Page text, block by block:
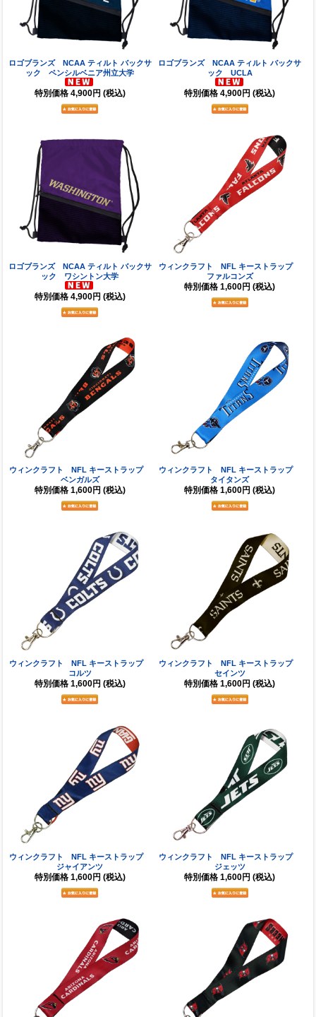
ロゴブランズ NCAA ティルト バックサ
ック ペンシルベニア州立大学
特別価格 4,900円 (税込)
ロゴブランズ NCAA ティルト バックサ
ック UCLA
特別価格 4,900円 (税込)
ロゴブランズ NCAA ティルト バックサ
ック ワシントン大学
特別価格 4,900円 (税込)
ウィンクラフト NFL キーストラップ
ファルコンズ
特別価格 1,600円 (税込)
ウィンクラフト NFL キーストラップ
ベンガルズ
特別価格 1,600円 (税込)
ウィンクラフト NFL キーストラップ
タイタンズ
特別価格 1,600円 (税込)
ウィンクラフト NFL キーストラップ
コルツ
特別価格 1,600円 (税込)
ウィンクラフト NFL キーストラップ
セインツ
特別価格 1,600円 (税込)
ウィンクラフト NFL キーストラップ
ジャイアンツ
特別価格 1,600円 (税込)
ウィンクラフト NFL キーストラップ
ジェッツ
特別価格 1,600円 (税込)